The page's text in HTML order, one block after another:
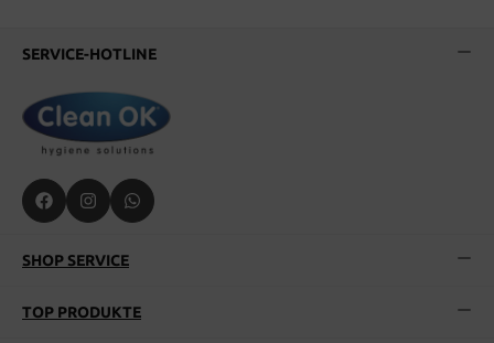
SERVICE-HOTLINE
SHOP SERVICE
TOP PRODUKTE